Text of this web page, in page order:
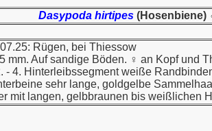
Dasypoda hirtipes(Hosenbiene)
Rügen, bei Thiessow
mm. Auf sandige Böden. ♀ an Kopf und
- 4. Hinterleibssegment weiße
sehr lange, goldgelbe
mit langen, gelbbraunen bis weißlichen